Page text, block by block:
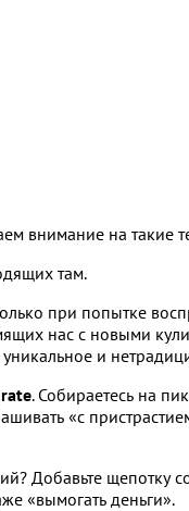
внимание на такие
там.
при попытке
нас с новыми
уникальное и
. Собираетесь на
«с
Добавьте щепотку
«вымогать деньги».